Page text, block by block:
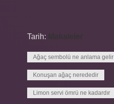
Tarih:
Ağaç sembolü ne anlama gelir
Konuşan ağaç nerededir
Limon servi ömrü ne kadardır